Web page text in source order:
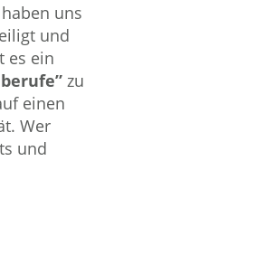
uns
und
es ein
zu
einen
Wer
und